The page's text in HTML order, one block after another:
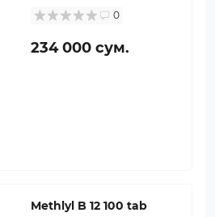
0
234 000 сум.
Methlyl B 12 100 tab